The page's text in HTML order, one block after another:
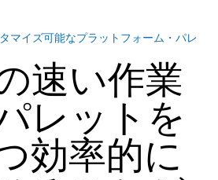
マイズ可能なプラットフォーム・パレ
速い作業
レットを
効率的に